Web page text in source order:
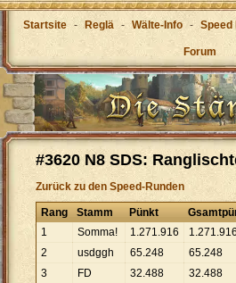
Startsite - Reglä - Wälte-Info - Speed
Forum
#3620 N8 SDS:
Zurück zu den Speed-Runden
Rang Stamm Pünkt
1
Somma! 1.271.916 1.271.916
2
usdggh 65.248 65.248
3
FD 32.488 32.488